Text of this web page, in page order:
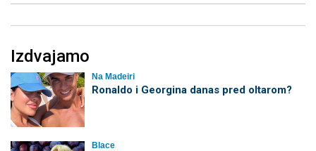
Izdvajamo
Na Madeiri
Ronaldo i Georgina danas pred oltarom?
Blace